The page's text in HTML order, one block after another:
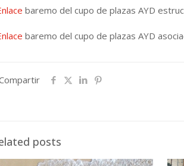
baremo del cupo de plazas AYD
baremo del cupo de plazas AYD
posts